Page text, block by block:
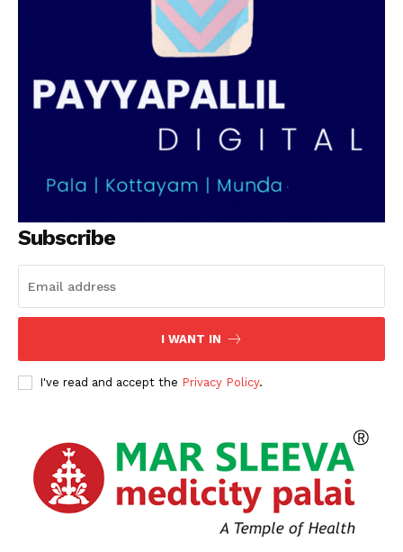
SUBSCRIBE NOW
PALA VISION
Subscription Plans
My account
Grievance Redressal
Subscribe
I WANT IN
I've read and accept the Privacy Policy.